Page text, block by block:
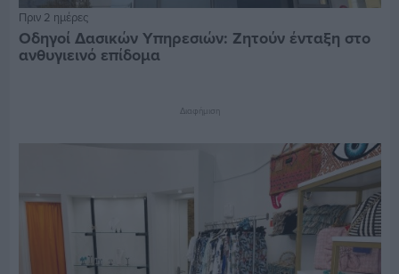
Πριν 2 ημέρες
Οδηγοί Δασικών Υπηρεσιών: Ζητούν ένταξη στο
ανθυγιεινό επίδομα
Διαφήμιση